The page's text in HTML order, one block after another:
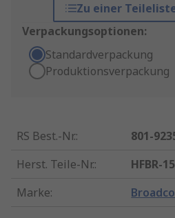
Zu einer
Verpackungsoptionen:
Standardverpackung
Produktionsverpackung
RS Best.-Nr.:
801-
Herst. Teile-Nr.:
HFBR-
Marke: